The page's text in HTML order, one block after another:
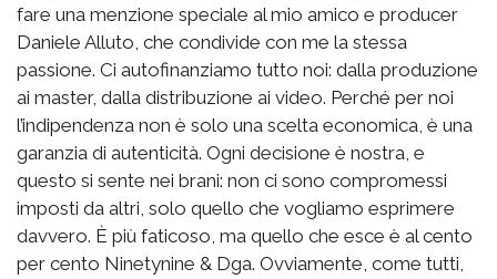
fare una menzione speciale al mio amico e producer
Daniele Alluto, che condivide con me la stessa
passione. Ci autofinanziamo tutto noi: dalla produzione
ai master, dalla distribuzione ai video. Perché per noi
l’indipendenza non è solo una scelta economica, è una
garanzia di autenticità. Ogni decisione è nostra, e
questo si sente nei brani: non ci sono compromessi
imposti da altri, solo quello che vogliamo esprimere
davvero. È più faticoso, ma quello che esce è al cento
per cento Ninetynine & Dga. Ovviamente, come tutti,